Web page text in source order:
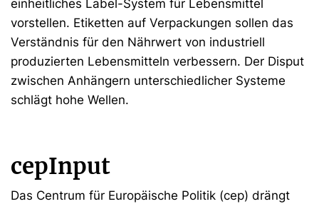
einheitliches Label-System für Lebensmittel
vorstellen. Etiketten auf Verpackungen sollen das
Verständnis für den Nährwert von industriell
produzierten Lebensmitteln verbessern. Der Disput
zwischen Anhängern unterschiedlicher Systeme
schlägt hohe Wellen.
cepInput
Das Centrum für Europäische Politik (cep) drängt